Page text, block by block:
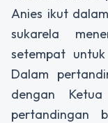
Anies ikut
sukarela
setempat
Dalam
dengan
pertandingan